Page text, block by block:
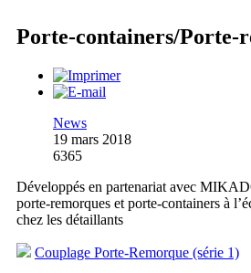
Porte-containers/Porte-
News
19 mars 2018
6365
Développés en partenariat avec
porte-remorques et porte-containers à
chez les détaillants
Couplage Porte-Remorque (série 1)